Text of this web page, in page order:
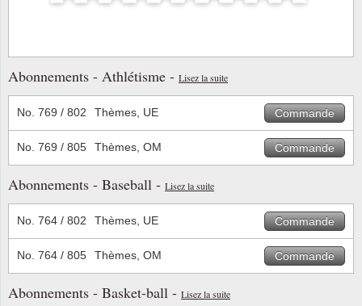
Abonnements - Athlétisme - Lisez la suite
No. 769 / 802 Thèmes, UE Commande
No. 769 / 805 Thèmes, OM Commande
Abonnements - Baseball - Lisez la suite
No. 764 / 802 Thèmes, UE Commande
No. 764 / 805 Thèmes, OM Commande
Abonnements - Basket-ball - Lisez la suite
Collections annuelles / livres
Vignettes de Noël et feuilles
Loupes, lampes et microscopes
Matériel numismatique
Fournitures de bureau
Divers accessoires
Jeux de cartes à collectionner
Guerre
Asie et
Abonnement
Newsletter